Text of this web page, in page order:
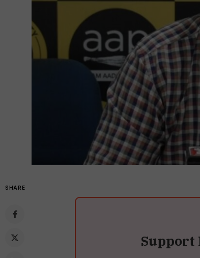
SHARE
Support